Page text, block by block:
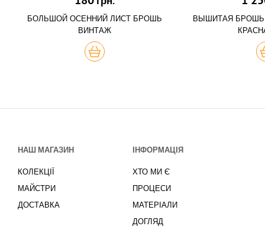
БОЛЬШОЙ ОСЕННИЙ ЛИСТ БРОШЬ
ВИНТАЖ
КУПИТЬ
ВЫШИТАЯ БРОШЬ
НАШ МАГАЗИН
КОЛЕКЦІЇ
МАЙСТРИ
ДОСТАВКА
ІНФОРМАЦІЯ
ХТО МИ Є
ПРОЦЕСИ
МАТЕРІАЛИ
ДОГЛЯД